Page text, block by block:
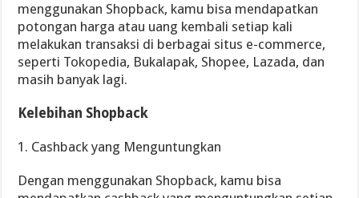
menggunakan Shopback, kamu bisa mendapatkan
potongan harga atau uang kembali setiap kali
melakukan transaksi di berbagai situs e-commerce,
seperti Tokopedia, Bukalapak, Shopee, Lazada, dan
masih banyak lagi.
Kelebihan Shopback
1. Cashback yang Menguntungkan
Dengan menggunakan Shopback, kamu bisa